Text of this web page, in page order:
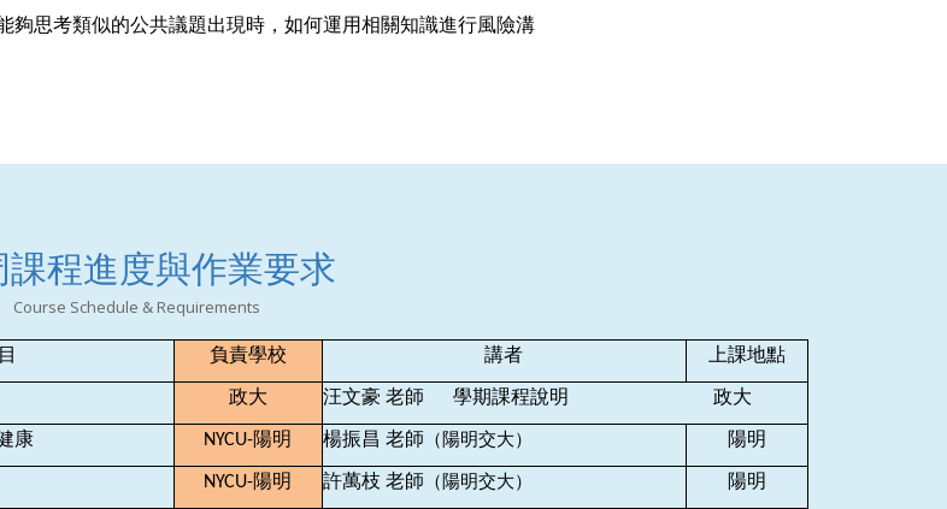
夠思考類似的公共議題出現時，如何運用相關知識進行風險溝
課程進度與作業要求
Course Schedule & Requirements
負責學校 講者 上課地點
政大 汪文豪 老師 學期課程說明 政大
康 NYCU-陽明 楊振昌 老師 （陽明交大） 陽明
NYCU-陽明 許萬枝 老師 （陽明交大） 陽明